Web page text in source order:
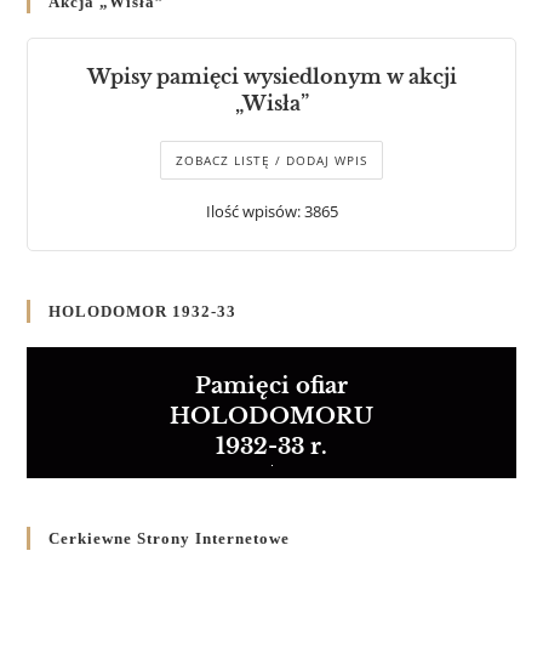
Wpisy pamięci wysiedlonym w akcji
„Wisła”
ZOBACZ LISTĘ / DODAJ WPIS
Ilość wpisów: 3865
HOLODOMOR 1932-33
Pamięci ofiar
HOLODOMORU
1932-33 r.
Cerkiewne Strony Internetowe